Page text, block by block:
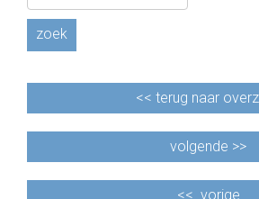
zoek
<< terug naar
volgende >>
<< vorige